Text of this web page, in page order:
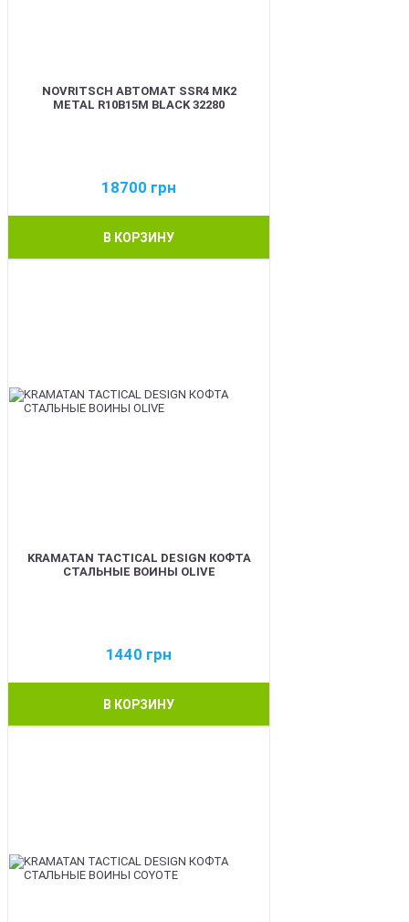
NOVRITSCH АВТОМАТ SSR4 MK2
METAL R10B15M BLACK 32280
18700 грн
В КОРЗИНУ
KRAMATAN TACTICAL DESIGN КОФТА
СТАЛЬНЫЕ ВОИНЫ OLIVE
1440 грн
В КОРЗИНУ